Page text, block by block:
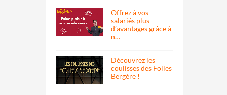
Offrez à vos
salariés plus
d’avantages grâce à
n…
Découvrez les
coulisses des Folies
Bergère !